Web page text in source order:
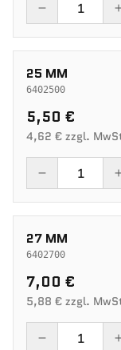
25 MM
6402500
5,50 €
4,62 € zzgl.
27 MM
6402700
7,00 €
5,88 € zzgl.